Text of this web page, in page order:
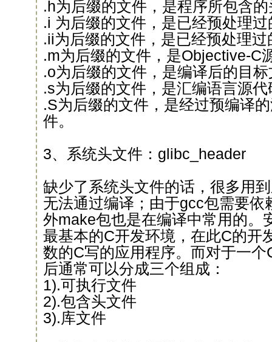
.h为后缀的文件，是程序所包含
.i 为后缀的文件，是已经预处理
.ii为后缀的文件，是已经预处理
.m为后缀的文件，是Objective-C
.o为后缀的文件，是编译后的目
.s为后缀的文件，是汇编语言源
.S为后缀的文件，是经过预编译
件。
3、系统头文件：glibc_header
缺少了系统头文件的话，很多用
无法通过编译；由于gcc包需要
外make包也是在编译中常用的。
最基本的C开发环境，在此C的开
数的C写的应用程序。而对于一
后通常可以分成三个组成：
1).可执行文件
2).包含头文件
3).库文件